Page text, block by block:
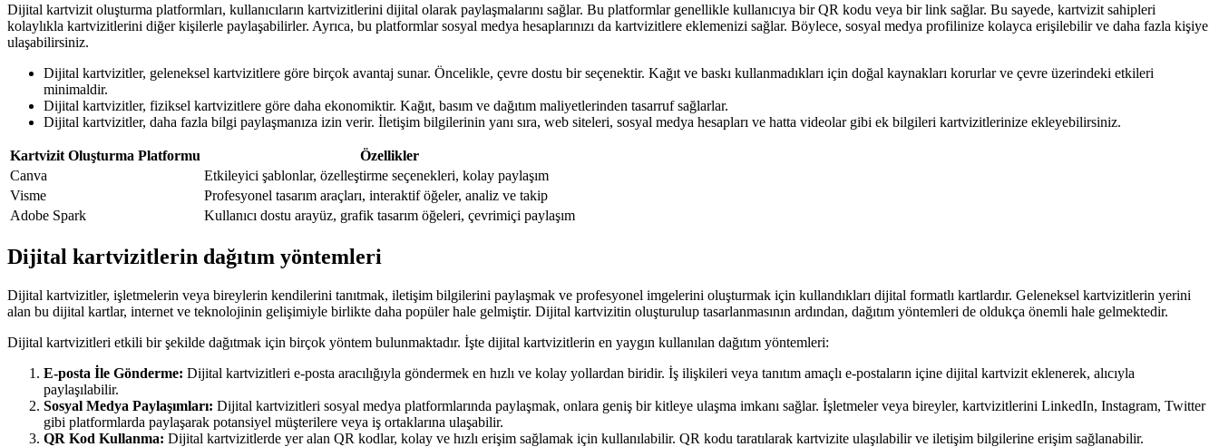
Dijital kartvizit oluşturma platformları, kullanıcıların kartvizitlerini dijital olarak paylaşmalarını sağlar. Bu platformlar genellikle kullanıcıya bir QR kodu veya bir link sağlar. Bu sayede, kartvizit sahipleri
kolaylıkla kartvizitlerini diğer kişilerle paylaşabilirler. Ayrıca, bu platformlar sosyal medya hesaplarınızı da kartvizitlere eklemenizi sağlar. Böylece, sosyal medya profilinize kolayca erişilebilir ve daha fazla kişiye
ulaşabilirsiniz.
Dijital kartvizitler, geleneksel kartvizitlere göre birçok avantaj sunar. Öncelikle, çevre dostu bir seçenektir. Kağıt ve baskı kullanmadıkları için doğal kaynakları korurlar ve çevre üzerindeki etkileri
minimaldir.
Dijital kartvizitler, fiziksel kartvizitlere göre daha ekonomiktir. Kağıt, basım ve dağıtım maliyetlerinden tasarruf sağlarlar.
Dijital kartvizitler, daha fazla bilgi paylaşmanıza izin verir. İletişim bilgilerinin yanı sıra, web siteleri, sosyal medya hesapları ve hatta videolar gibi ek bilgileri kartvizitlerinize ekleyebilirsiniz.
Kartvizit Oluşturma Platformu
Özellikler
Canva
Etkileyici şablonlar, özelleştirme seçenekleri, kolay paylaşım
Visme
Profesyonel tasarım araçları, interaktif öğeler, analiz ve takip
Adobe Spark
Kullanıcı dostu arayüz, grafik tasarım öğeleri, çevrimiçi paylaşım
Dijital kartvizitlerin dağıtım yöntemleri
Dijital kartvizitler, işletmelerin veya bireylerin kendilerini tanıtmak, iletişim bilgilerini paylaşmak ve profesyonel imgelerini oluşturmak için kullandıkları dijital formatlı kartlardır. Geleneksel kartvizitlerin yerini
alan bu dijital kartlar, internet ve teknolojinin gelişimiyle birlikte daha popüler hale gelmiştir. Dijital kartvizitin oluşturulup tasarlanmasının ardından, dağıtım yöntemleri de oldukça önemli hale gelmektedir.
Dijital kartvizitleri etkili bir şekilde dağıtmak için birçok yöntem bulunmaktadır. İşte dijital kartvizitlerin en yaygın kullanılan dağıtım yöntemleri:
E-posta İle Gönderme: Dijital kartvizitleri e-posta aracılığıyla göndermek en hızlı ve kolay yollardan biridir. İş ilişkileri veya tanıtım amaçlı e-postaların içine dijital kartvizit eklenerek, alıcıyla
paylaşılabilir.
Sosyal Medya Paylaşımları: Dijital kartvizitleri sosyal medya platformlarında paylaşmak, onlara geniş bir kitleye ulaşma imkanı sağlar. İşletmeler veya bireyler, kartvizitlerini LinkedIn, Instagram, Twitter
gibi platformlarda paylaşarak potansiyel müşterilere veya iş ortaklarına ulaşabilir.
QR Kod Kullanma: Dijital kartvizitlerde yer alan QR kodlar, kolay ve hızlı erişim sağlamak için kullanılabilir. QR kodu taratılarak kartvizite ulaşılabilir ve iletişim bilgilerine erişim sağlanabilir.